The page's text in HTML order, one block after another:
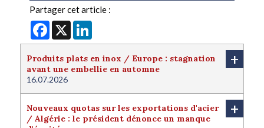
Partager cet article :
Facebook
X
Produits plats en inox / Europe : stagnation
avant une embellie en automne
16.07.2026
+
Nouveaux quotas sur les exportations d'acier
/ Algérie : le président dénonce un manque
+